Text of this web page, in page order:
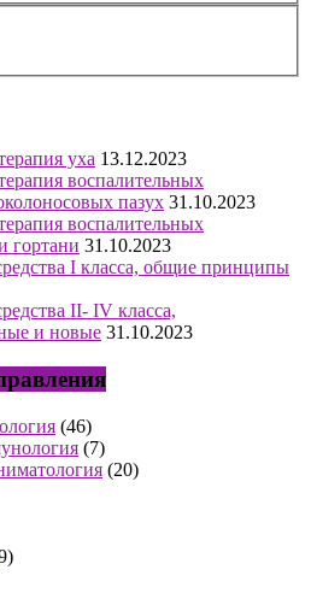
уха 13.12.2023
воспалительных
пазух 31.10.2023
воспалительных
гортани 31.10.2023
I класса, общие принципы
II- IV класса,
и новые 31.10.2023
(46)
(7)
(20)